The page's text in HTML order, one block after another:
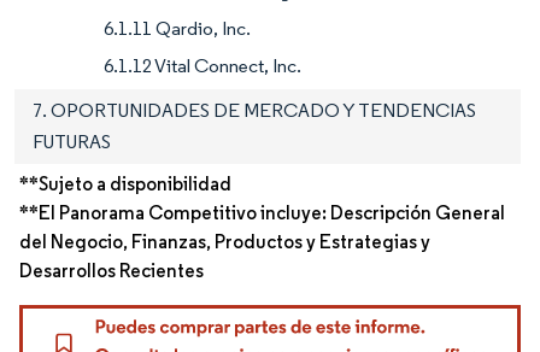
6.1.11 Qardio, Inc.
6.1.12 Vital Connect, Inc.
7. OPORTUNIDADES DE MERCADO Y TENDENCIAS
FUTURAS
**Sujeto a disponibilidad
**El Panorama Competitivo incluye: Descripción General
del Negocio, Finanzas, Productos y Estrategias y
Desarrollos Recientes